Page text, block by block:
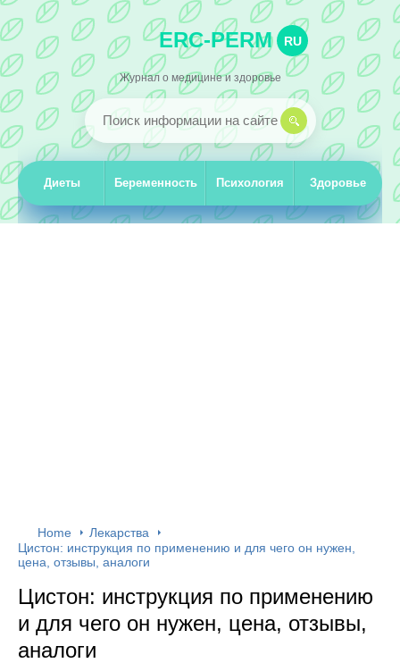
ERC-PERM RU
Журнал о медицине и здоровье
Диеты Беременность Психология Здоровье
Home
Лекарства
Цистон: инструкция по применению и для чего он нужен,
цена, отзывы, аналоги
Цистон: инструкция по применению
и для чего он нужен, цена, отзывы,
аналоги